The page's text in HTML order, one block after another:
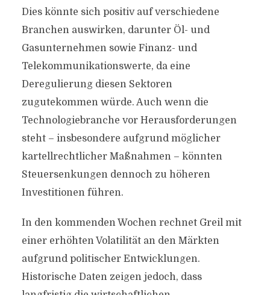
Dies könnte sich positiv auf verschiedene
Branchen auswirken, darunter Öl- und
Gasunternehmen sowie Finanz- und
Telekommunikationswerte, da eine
Deregulierung diesen Sektoren
zugutekommen würde. Auch wenn die
Technologiebranche vor Herausforderungen
steht – insbesondere aufgrund möglicher
kartellrechtlicher Maßnahmen – könnten
Steuersenkungen dennoch zu höheren
Investitionen führen.
In den kommenden Wochen rechnet Greil mit
einer erhöhten Volatilität an den Märkten
aufgrund politischer Entwicklungen.
Historische Daten zeigen jedoch, dass